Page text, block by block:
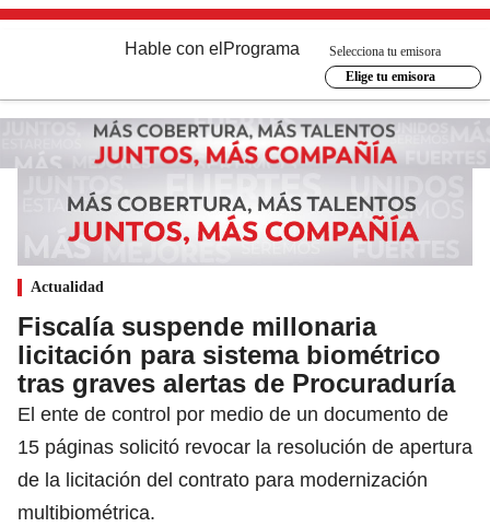
Hable con el Programa
Selecciona tu emisora
Elige tu emisora
Actualidad
Fiscalía suspende millonaria
licitación para sistema biométrico
tras graves alertas de Procuraduría
El ente de control por medio de un documento de
15 páginas solicitó revocar la resolución de apertura
de la licitación del contrato para modernización
multibiométrica.